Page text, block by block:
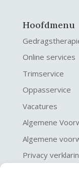
Hoofdmenu
Online services
Trimservice
Oppasservice
Vacatures
Algemene
Algemene
Privacy